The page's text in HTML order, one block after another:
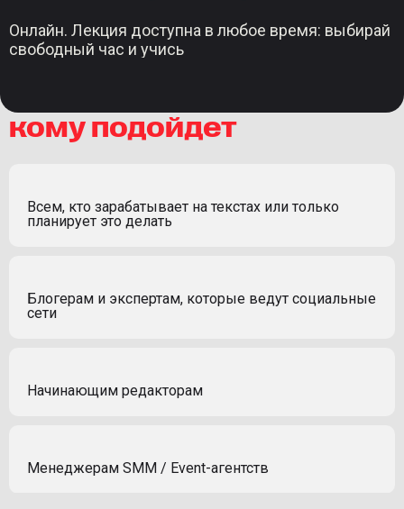
Онлайн. Лекция доступна в любое время: выбирай
свободный час и учись
кому подойдет
Всем, кто зарабатывает на текстах или только
планирует это делать
Блогерам и экспертам, которые ведут социальные
сети
Начинающим редакторам
Менеджерам SMM / Event-агентств